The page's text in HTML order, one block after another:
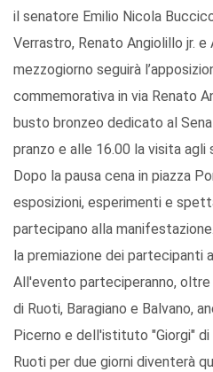
il senatore Emilio Nicola
Verrastro, Renato Angiolillo jr. e
mezzogiorno seguirà
commemorativa in via Renato
busto bronzeo dedicato al
pranzo e alle 16.00 la visita agli
Dopo la pausa cena in piazza
esposizioni, esperimenti e
partecipano alla
la premiazione dei partecipanti
All'evento parteciperanno, oltre
di Ruoti, Baragiano e Balvano,
Picerno e dell'istituto "Giorgi"
Ruoti per due giorni diventerà